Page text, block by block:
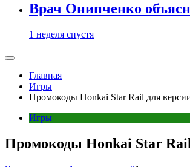
Врач Онипченко
1 неделя спустя
Главная
Игры
Промокоды Honkai Star Rail для
Игры
Промокоды Honkai Star Rail